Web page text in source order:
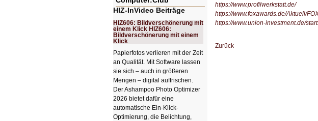
https://www.profilwerkstatt.de/
https://www.foxawards.de/Aktuell/
https://www.union-investment.de/
Zurück
HIZ-InVideo Beiträge
HIZ606: Bildverschönerung mit
einem Klick HIZ606:
Bildverschönerung mit einem
Klick
Papierfotos verlieren mit der Zeit
an Qualität. Mit Software lassen
sie sich – auch in größeren
Mengen – digital auffrischen.
Der Ashampoo Photo Optimizer
2026 bietet dafür eine
automatische Ein-Klick-
Optimierung, die Belichtung,